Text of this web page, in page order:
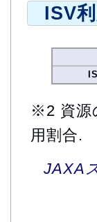
ISV
※2 資源
用割合.
JAXA